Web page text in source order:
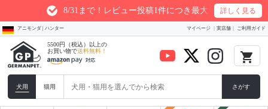
8/31まで！レビュー投稿1件につき最大200ptプレゼント
詳しく見る
アニモンダ | ハンター マイページ 実店舗 ご利用ガイド
5500円（税込）以上の
お買い物で送料無料！ local_grocery_store
犬用 猫用 さがす